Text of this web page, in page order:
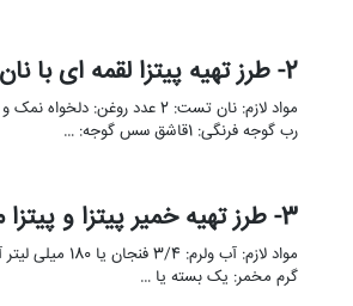
2- طرز تهیه پیتزا لقمه ای با نان تست
مواد لازم: نان تست: 2 عدد روغن:
رب گوجه فرنگی: 1قاشق سس گوجه: …
3- طرز تهیه خمیر پیتزا و پیتزا مکزیکی
گرم مخمر: یک بسته یا …